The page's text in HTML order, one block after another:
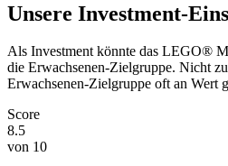
Unsere Investment-
Als Investment könnte das LEGO®
die Erwachsenen-Zielgruppe. Nicht
Erwachsenen-Zielgruppe oft an Wert
Score
8.5
von 10